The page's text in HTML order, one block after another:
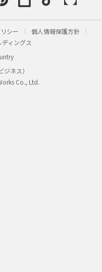
シー
個人情報保護方針
ィングス
ネス）
Co., Ltd.